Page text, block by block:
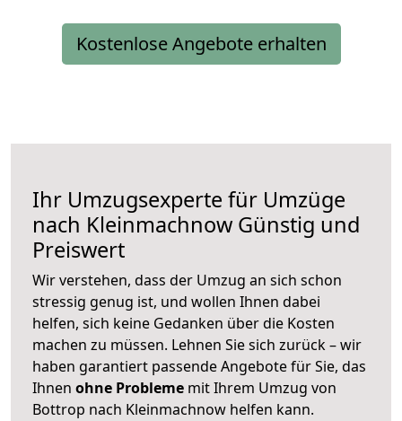
Kostenlose Angebote erhalten
Ihr Umzugsexperte für Umzüge
nach Kleinmachnow Günstig und
Preiswert
Wir verstehen, dass der Umzug an sich schon
stressig genug ist, und wollen Ihnen dabei
helfen, sich keine Gedanken über die Kosten
machen zu müssen. Lehnen Sie sich zurück – wir
haben garantiert passende Angebote für Sie, das
Ihnen ohne Probleme mit Ihrem Umzug von
Bottrop nach Kleinmachnow helfen kann.